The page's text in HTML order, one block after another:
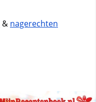
& nagerechten